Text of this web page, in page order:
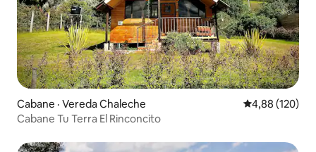
Cabane · Vereda Chaleche Note
4,88 (120)
Cabane Tu Terra El Rinconcito